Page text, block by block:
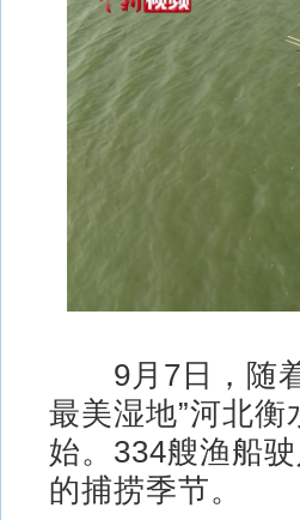
9月7日，随着
最美湿地”河北
始。334艘渔船
的捕捞季节。